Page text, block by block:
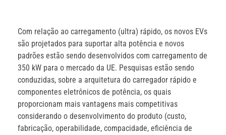
Com relação ao carregamento (ultra) rápido, os novos EVs
são projetados para suportar alta potência e novos
padrões estão sendo desenvolvidos com carregamento de
350 kW para o mercado da UE. Pesquisas estão sendo
conduzidas, sobre a arquitetura do carregador rápido e
componentes eletrônicos de potência, os quais
proporcionam mais vantagens mais competitivas
considerando o desenvolvimento do produto (custo,
fabricação, operabilidade, compacidade, eficiência de